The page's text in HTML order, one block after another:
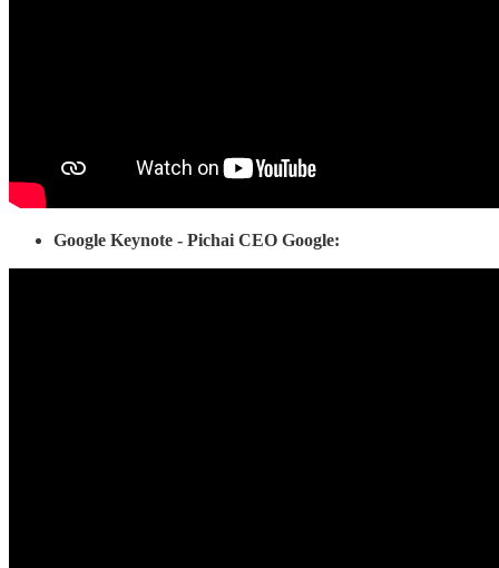
Google Keynote - Pichai CEO Google: